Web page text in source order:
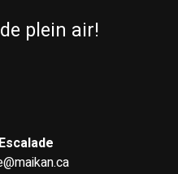
plein air!